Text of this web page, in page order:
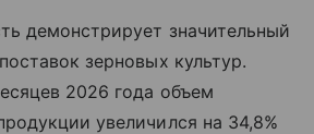
демонстрирует значительный
зерновых культур.
2026 года объем
увеличился на 34,8%